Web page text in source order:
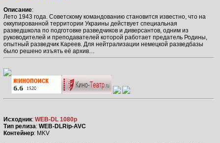
Описание:
Лето 1943 года. Советскому командованию становится известно, что на
оккупированной территории Украины действует специальная
разведшкола по подготовке разведчиков и диверсантов, одним из
руководителей и преподавателей которой работает предатель Родины,
опытный разведчик Кареев. Для нейтрализации немецкой разведбазы
было решено изъять её архив…
Исходник: WEB-DL 1080p
Тип релиза: WEB-DLRip-AVC
Контейнер: MKV